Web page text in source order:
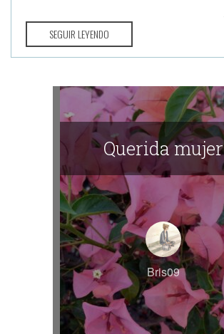
SEGUIR LEYENDO
Querida mujer
Bris09